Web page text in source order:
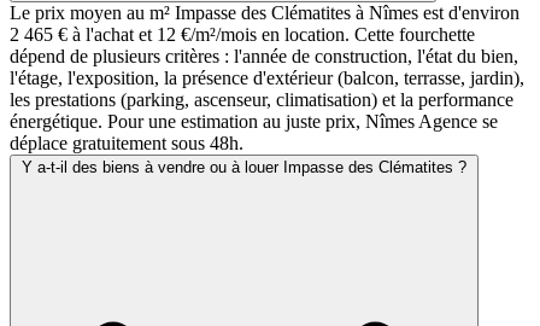
Le prix moyen au m² Impasse des Clématites à Nîmes est d'environ
2 465 € à l'achat et 12 €/m²/mois en location. Cette fourchette
dépend de plusieurs critères : l'année de construction, l'état du bien,
l'étage, l'exposition, la présence d'extérieur (balcon, terrasse, jardin),
les prestations (parking, ascenseur, climatisation) et la performance
énergétique. Pour une estimation au juste prix, Nîmes Agence se
déplace gratuitement sous 48h.
Y a-t-il des biens à vendre ou à louer Impasse des Clématites ?